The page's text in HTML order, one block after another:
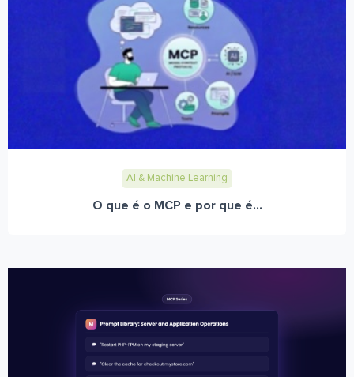
AI & Machine Learning
O que é o MCP e por que é...